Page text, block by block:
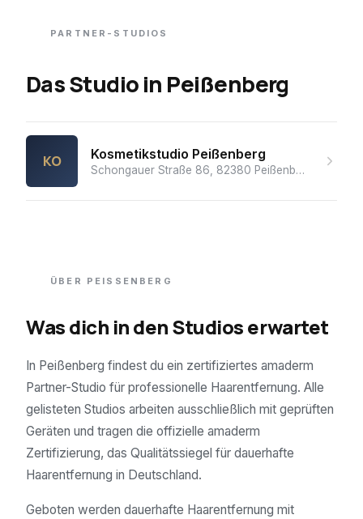
PARTNER-STUDIOS
Das Studioin Peißenberg
KO Kosmetikstudio Peißenberg
Schongauer Straße 86, 82380 Peißenberg, Deutschland
ÜBER PEISSENBERG
Was dich in den Studios erwartet
In Peißenberg findest du ein zertifiziertes amaderm
Partner-Studio für professionelle Haarentfernung. Alle
gelisteten Studios arbeiten ausschließlich mit geprüften
Geräten und tragen die offizielle amaderm
Zertifizierung, das Qualitätssiegel für dauerhafte
Haarentfernung in Deutschland.
Geboten werden dauerhafte Haarentfernung mit